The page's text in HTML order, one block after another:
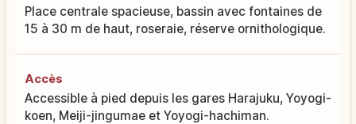
Place centrale spacieuse, bassin avec fontaines de
15 à 30 m de haut, roseraie, réserve ornithologique.
Accès
Accessible à pied depuis les gares Harajuku, Yoyogi-
koen, Meiji-jingumae et Yoyogi-hachiman.